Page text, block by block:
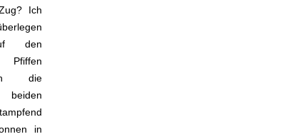
Ich
den
Pfiffen
die
in